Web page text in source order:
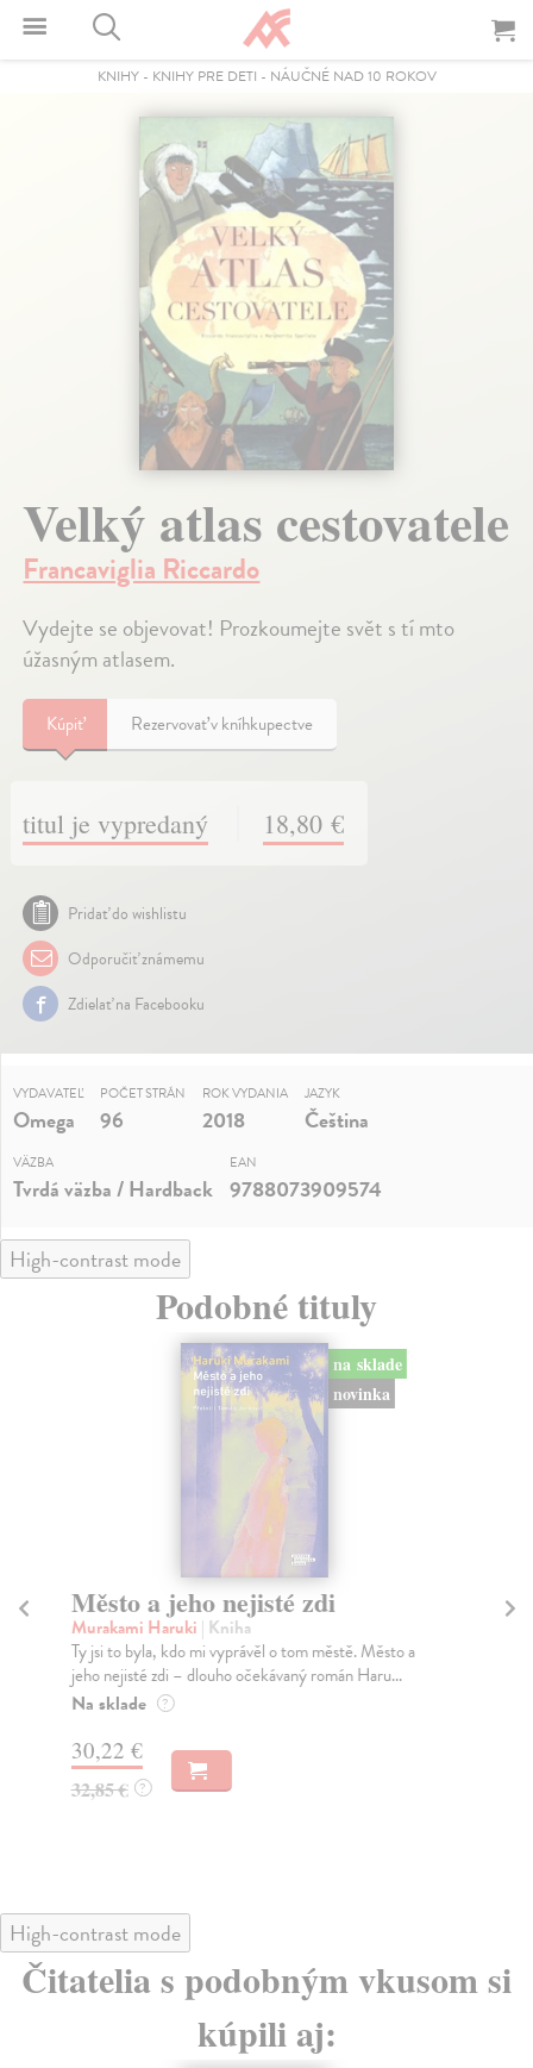
KNIHY- KNIHY PRE DETI - NÁUČNÉ NAD 10 ROKOV
Velký atlas cestovatele
Francaviglia Riccardo
Vydejte se objevovat! Prozkoumejte svět s tí mto
úžasným atlasem.
Kúpiť Rezervovať v kníhkupectve
titul je vypredaný 18,80 €
Pridať do wishlistu
Odporučiť známemu
Zdielať na Facebooku
VYDAVATEĽ
Omega
POČET STRÁN
96
ROK VYDANIA
2018
JAZYK
Čeština
VÄZBA
Tvrdá väzba / Hardback
EAN
9788073909574
High-contrast mode
Podobné tituly
na sklade
novinka
Město a jeho nejisté zdi
Murakami Haruki | Kniha
Ty jsi to byla, kdo mi vyprávěl o tom městě. Město a
jeho nejisté zdi – dlouho očekávaný román Haru...
Na sklade ?
30,22 €
32,85 € ?
High-contrast mode
Čitatelia s podobným vkusom si
kúpili aj: